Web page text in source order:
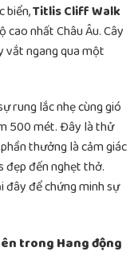
biển,Titlis Cliff Walk
nhất Châu Âu. Cây
vắt ngang qua một
rung lắc nhẹ cùng gió
500 mét. Đây là thử
thưởng là cảm giác
đẹp đến nghẹt thở.
để chứng minh sự
trong Hang động